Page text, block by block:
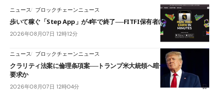
ニュース ブロックチェーンニュース
歩いて稼ぐ「Step App」が4年で終了──FITFI保有者に対応呼びかけ
2026年08月07日 12時12分
ニュース ブロックチェーンニュース
クラリティ法案に倫理条項案──トランプ米大統領へ暗号資産事業の売却
要求か
2026年08月07日 12時04分